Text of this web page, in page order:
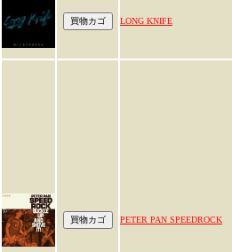
LONG KNIFE
PETER PAN SPEEDROCK